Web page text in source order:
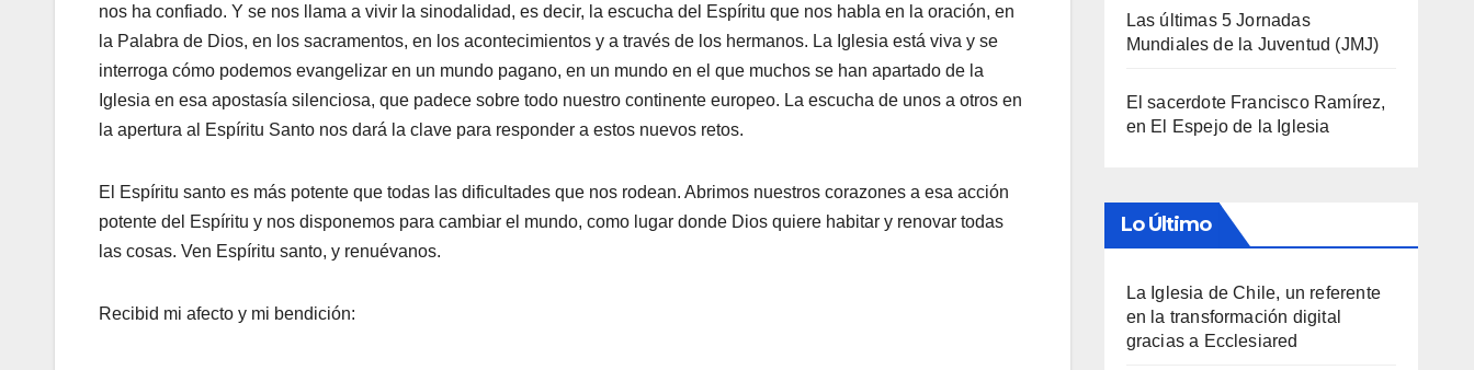
nos ha confiado. Y se nos llama a vivir la sinodalidad, es decir, la escucha del Espíritu que nos habla en la oración, en
la Palabra de Dios, en los sacramentos, en los acontecimientos y a través de los hermanos. La Iglesia está viva y se
interroga cómo podemos evangelizar en un mundo pagano, en un mundo en el que muchos se han apartado de la
Iglesia en esa apostasía silenciosa, que padece sobre todo nuestro continente europeo. La escucha de unos a otros en
la apertura al Espíritu Santo nos dará la clave para responder a estos nuevos retos.
El Espíritu santo es más potente que todas las dificultades que nos rodean. Abrimos nuestros corazones a esa acción
potente del Espíritu y nos disponemos para cambiar el mundo, como lugar donde Dios quiere habitar y renovar todas
las cosas. Ven Espíritu santo, y renuévanos.
Recibid mi afecto y mi bendición:
Las últimas 5 Jornadas
Mundiales de la Juventud (JMJ)
El sacerdote Francisco Ramírez,
en El Espejo de la Iglesia
Lo Último
La Iglesia de Chile, un referente
en la transformación digital
gracias a Ecclesiared